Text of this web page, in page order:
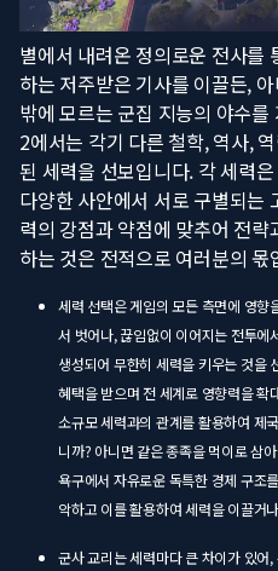
별에서 내려온 정의로운 전사를
하는 저주받은 기사를 이끌든,
밖에 모르는 군집 지능의 야수
2에서는 각기 다른 철학, 역사,
된 세력을 선보입니다. 각 세력
다양한 사안에서 서로 구별되는
력의 강점과 약점에 맞추어 전
하는 것은 전적으로 여러분의 몫
세력 선택은 게임의 모든 측면에 영향
서 벗어나, 끊임없이 이어지는 전투에
생성되어 무한히 세력을 키우는 것을
혜택을 받으며 전 세계로 영향력을 확
소규모 세력과의 관계를 활용하여 제
니까? 아니면 같은 종족을 먹이로 삼
욕구에서 자유로운 독특한 경제 구조
악하고 이를 활용하여 세력을 이끌거
군사 교리는 세력마다 큰 차이가 있어